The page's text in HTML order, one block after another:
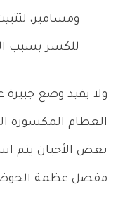
ومسامير،
للكسر بسبب
ولا يفيد وضع
العظام المكسورة
بعض الأحيان يتم
مفصل عظمة